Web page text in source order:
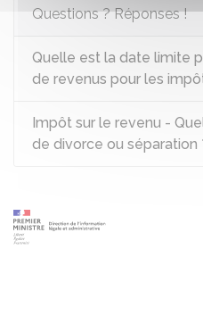
Questions ? Réponses !
Quelle est la date limite
de revenus pour les
Impôt sur le revenu -
de divorce ou séparation